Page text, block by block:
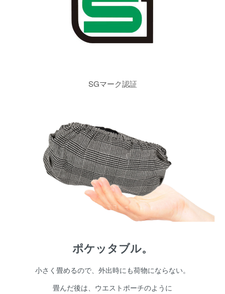
SGマーク認証
ポケッタブル。
小さく畳めるので、外出時にも荷物にならない。
畳んだ後は、ウエストポーチのように